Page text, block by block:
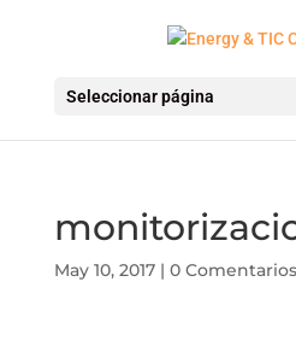
Seleccionar página
May 10, 2017| 0 Comentarios